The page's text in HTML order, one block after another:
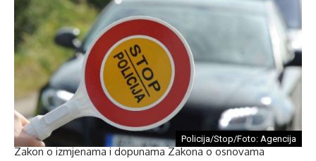
Policija/Stop/Foto: Agencija
Zakon o izmjenama i dopunama Zakona o osnovama